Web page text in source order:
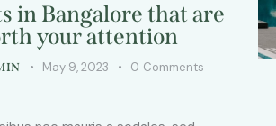
in Bangalore that are
your attention
May 9, 2023 0 Comments